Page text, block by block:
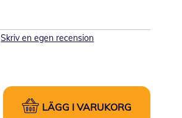
Skriv en egen recension
LÄGG I VARUKORG